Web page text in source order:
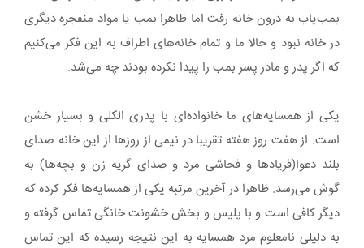
بمب‌یاب به درون خانه رفت اما ظاهرا بمب یا مواد منفجره دیگری
در خانه نبود و حالا ما و تمام خانه‌های اطراف به این فکر می‌کنیم
که اگر پدر و مادر پسر بمب را پیدا نکرده بودند چه می‌شد.
یکی از همسایه‌های ما خانواده‌ای با پدری الکلی و بسیار خشن
است. از هفت روز هفته تقریبا در نیمی از روزها از این خانه صدای
بلند دعوا(فریادها و فحاشی مرد و صدای گریه زن و بچه‌ها) به
گوش می‌رسد. ظاهرا در آخرین مرتبه یکی از همسایه‌ها فکر کرده که
دیگر کافی است و با پلیس و بخش خشونت خانگی تماس گرفته و
به دلیلی نامعلوم مرد همسایه به این نتیجه رسیده که این تماس